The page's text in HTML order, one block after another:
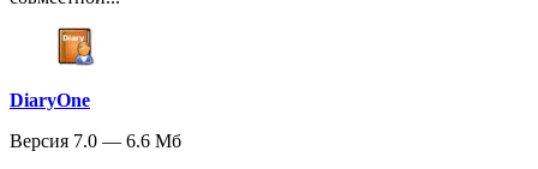
DiaryOne
Версия 7.0 — 6.6 Мб